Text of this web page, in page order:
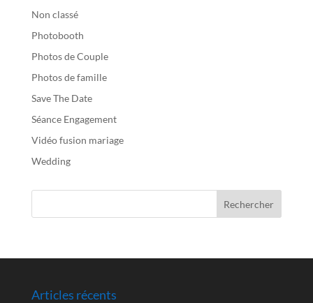
Non classé
Photobooth
Photos de Couple
Photos de famille
Save The Date
Séance Engagement
Vidéo fusion mariage
Wedding
Articles récents